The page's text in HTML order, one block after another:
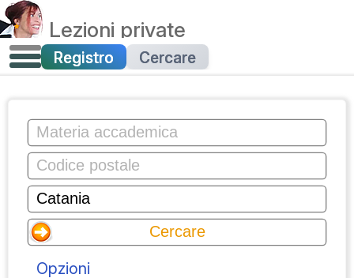
Lezioni private
Registro Cercare
Opzioni